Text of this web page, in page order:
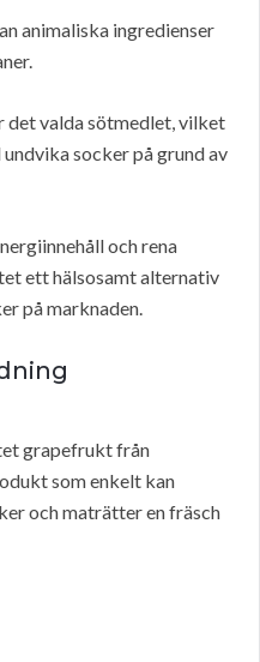
animaliska ingredienser
det valda sötmedlet, vilket
socker på grund av
och rena
ett hälsosamt alternativ
på marknaden.
grapefrukt från
som enkelt kan
och maträtter en fräsch